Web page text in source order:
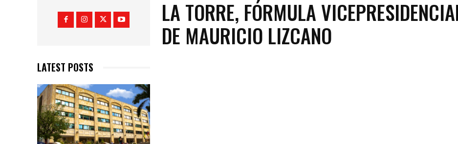
LATEST POSTS
LA TORRE, FÓRMULA
DE MAURICIO LIZCANO